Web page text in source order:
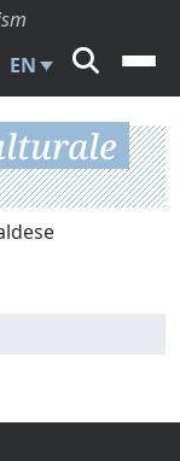
EN